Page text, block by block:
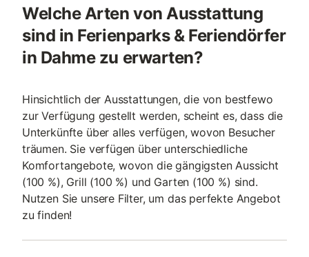
Welche Arten von Ausstattung
sind in Ferienparks & Feriendörfer
in Dahme zu erwarten?
Hinsichtlich der Ausstattungen, die von bestfewo
zur Verfügung gestellt werden, scheint es, dass die
Unterkünfte über alles verfügen, wovon Besucher
träumen. Sie verfügen über unterschiedliche
Komfortangebote, wovon die gängigsten Aussicht
(100 %), Grill (100 %) und Garten (100 %) sind.
Nutzen Sie unsere Filter, um das perfekte Angebot
zu finden!